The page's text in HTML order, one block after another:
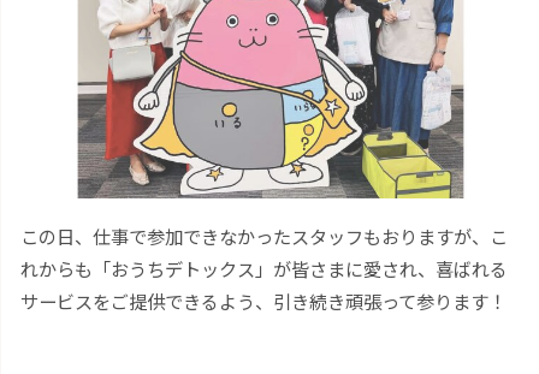
この日、仕事で参加できなかったスタッフもおりますが、こ
れからも「おうちデトックス」が皆さまに愛され、喜ばれる
サービスをご提供できるよう、引き続き頑張って参ります！